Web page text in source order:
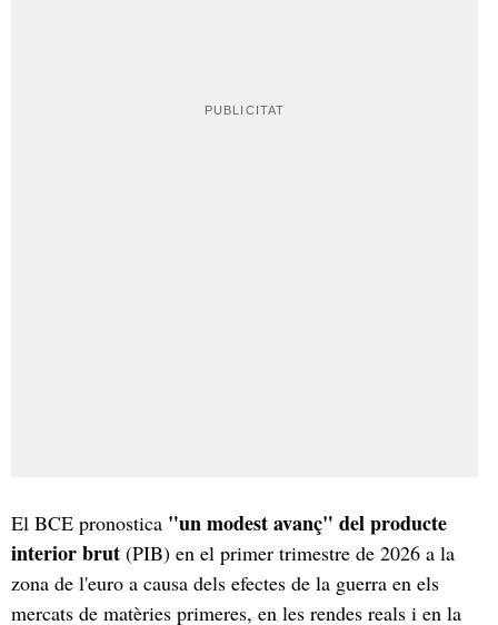
El BCE pronostica "un modest avanç" del producte
interior brut (PIB) en el primer trimestre de 2026 a la
zona de l'euro a causa dels efectes de la guerra en els
mercats de matèries primeres, en les rendes reals i en la